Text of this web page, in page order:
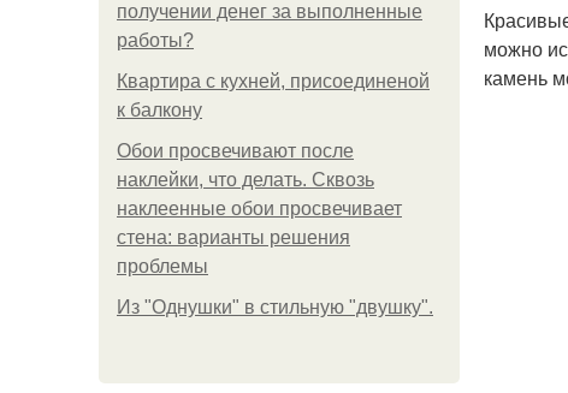
получении денег за выполненные
работы?
Квартира с кухней, присоединеной
к балкону
Обои просвечивают после
наклейки, что делать. Сквозь
наклеенные обои просвечивает
стена: варианты решения
проблемы
Из "Однушки" в стильную "двушку".
можно
камень